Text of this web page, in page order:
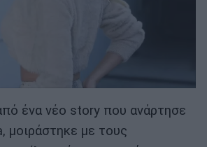
ένα νέο story που ανάρτησε
μοιράστηκε με τους